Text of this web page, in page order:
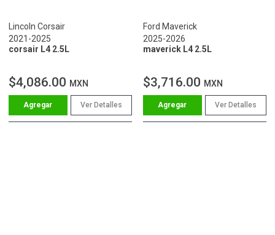
Lincoln Corsair
2021-2025
corsair L4 2.5L
$4,086.00 MXN
Ver Detalles
Ford Maverick
2025-2026
maverick L4 2.5L
$3,716.00 MXN
Ver Detalles